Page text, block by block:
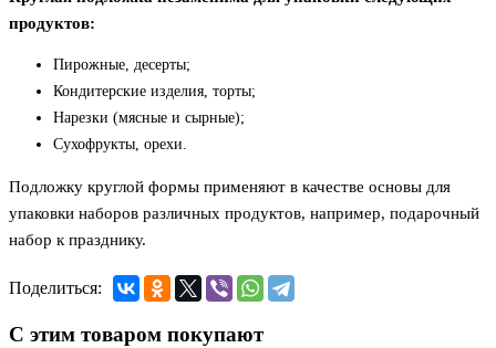
продуктов:
Пирожные, десерты;
Кондитерские изделия, торты;
Нарезки (мясные и сырные);
Сухофрукты, орехи.
Подложку круглой формы применяют в качестве основы для
упаковки наборов различных продуктов, например, подарочный
набор к празднику.
Поделиться:
С этим товаром покупают